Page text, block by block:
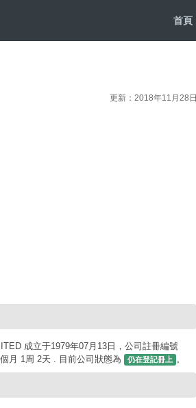
首頁
更新：2018年11月28日
成立于1979年07月13日，公司註冊編號
月 1周 2天 . 目前公司狀態為
仍在登記冊上 。